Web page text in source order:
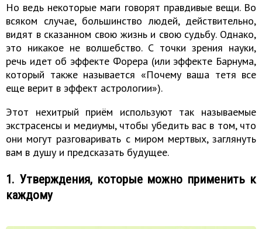
Но ведь некоторые маги говорят правдивые вещи. Во
всяком случае, большинство людей, действительно,
видят в сказанном свою жизнь и свою судьбу. Однако,
это никакое не волшебство. С точки зрения науки,
речь идет об эффекте Форера (или эффекте Барнума,
который также называется «Почему ваша тетя все
еще верит в эффект астрологии»).
Этот нехитрый приём используют так называемые
экстрасенсы и медиумы, чтобы убедить вас в том, что
они могут разговаривать с миром мертвых, заглянуть
вам в душу и предсказать будущее.
1. Утверждения, которые можно применить к
каждому